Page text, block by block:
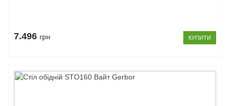
7.496 грн КУПИТИ